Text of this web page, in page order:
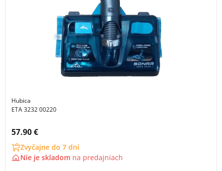
Hubica
ETA 3232 00220
Cena s DPH:
57.90 €
Zvyčajne do 7 dní
Nie je skladom na predajniach